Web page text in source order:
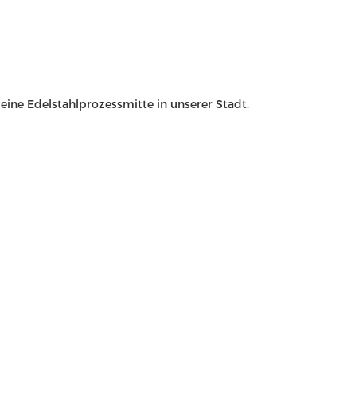
Edelstahlprozessmitte in unserer Stadt.